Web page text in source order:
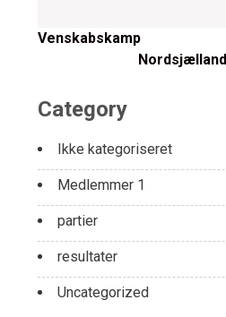
Post
navigation
Venskabskamp
Category
Ikke kategoriseret
Medlemmer 1
partier
resultater
Uncategorized